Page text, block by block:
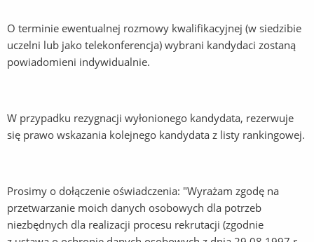
O terminie ewentualnej rozmowy kwalifikacyjnej (w siedzibie
uczelni lub jako telekonferencja) wybrani kandydaci zostaną
powiadomieni indywidualnie.
W przypadku rezygnacji wyłonionego kandydata, rezerwuje
się prawo wskazania kolejnego kandydata z listy rankingowej.
Prosimy o dołączenie oświadczenia: "Wyrażam zgodę na
przetwarzanie moich danych osobowych dla potrzeb
niezbędnych dla realizacji procesu rekrutacji (zgodnie